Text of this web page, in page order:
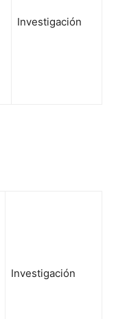
Investigación
Investigación